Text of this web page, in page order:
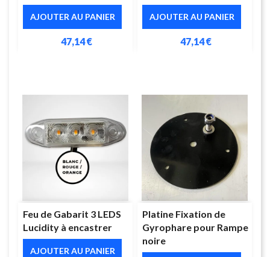
AJOUTER AU PANIER
47,14 €
AJOUTER AU PANIER
47,14 €
Feu de Gabarit 3 LEDS
Lucidity à encastrer
AJOUTER AU PANIER
Platine Fixation de
Gyrophare pour Rampe
noire